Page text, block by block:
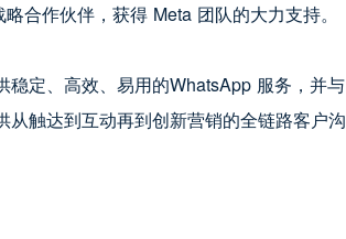
合作伙伴，获得 Meta 团队的大力支持。
定、高效、易用的WhatsApp 服务，并与
触达到互动再到创新营销的全链路客户沟